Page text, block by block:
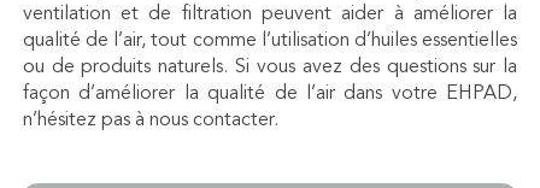
ventilation et de filtration peuvent aider à améliorer la
qualité de l’air, tout comme l’utilisation d’huiles essentielles
ou de produits naturels. Si vous avez des questions sur la
façon d’améliorer la qualité de l’air dans votre EHPAD,
n’hésitez pas à nous contacter.